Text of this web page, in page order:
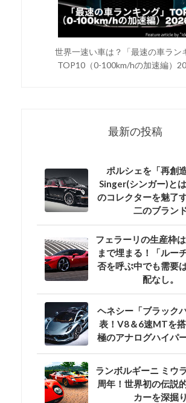
世界一速い車は？「最速の車ラン
TOP10（0-100km/hの加速編）
最新の投稿
ポルシェを「再創
Singer(シンガー)と
のコレクターを魅了
二のブラン
フェラーリの生産枠
まで埋まる！「ルー
否を呼ぶ中でも需要
配なし。
ヘネシー「ブラック
表！V8＆6速MTを
極のアナログハイパ
ランボルギーニ ミウ
周年！世界初の伝説
カーを深掘り